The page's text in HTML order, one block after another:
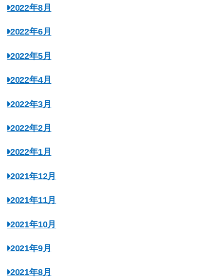
2022年8月
2022年6月
2022年5月
2022年4月
2022年3月
2022年2月
2022年1月
2021年12月
2021年11月
2021年10月
2021年9月
2021年8月